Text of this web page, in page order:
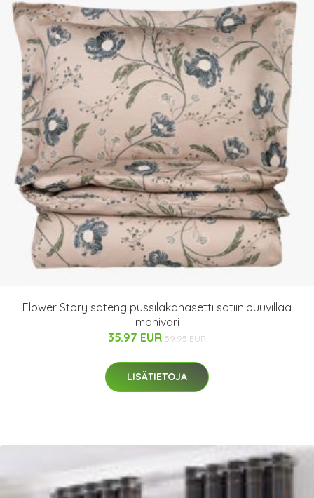
Flower Story sateng pussilakanasetti satiinipuuvillaa
moniväri
35.97 EUR 59.95 EUR
LISÄTIETOJA